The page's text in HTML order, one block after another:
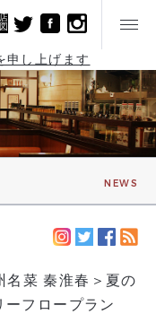
申し上げます
NEWS
名菜 秦淮春＞夏の
フロープラン